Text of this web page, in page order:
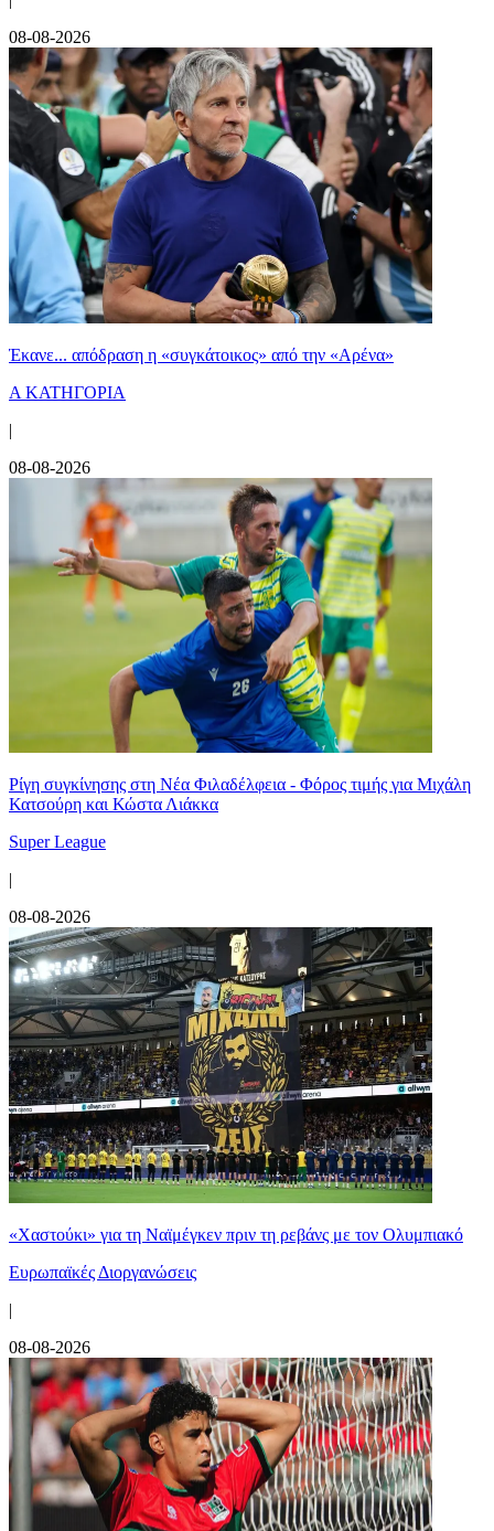
08-08-2026
Έκανε... απόδραση η «συγκάτοικος» από την «Αρένα»
Α ΚΑΤΗΓΟΡΙΑ
|
08-08-2026
Ρίγη συγκίνησης στη Νέα Φιλαδέλφεια - Φόρος τιμής για Μιχάλη
Κατσούρη και Κώστα Λιάκκα
Super League
|
08-08-2026
«Χαστούκι» για τη Ναϊμέγκεν πριν τη ρεβάνς με τον Ολυμπιακό
Ευρωπαϊκές Διοργανώσεις
|
08-08-2026